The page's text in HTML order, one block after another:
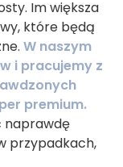
Im większa
które będą
W naszym
i pracujemy z
premium.
naprawdę
przypadkach,